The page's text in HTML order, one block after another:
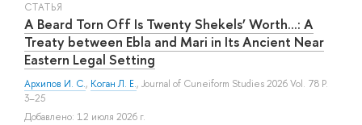
СТАТЬЯ
A Beard Torn Off Is Twenty Shekels’ Worth…: A
Treaty between Ebla and Mari in Its Ancient Near
Eastern Legal Setting
Архипов И. С., Коган Л. Е., Journal of Cuneiform Studies 2026 Vol. 78 P.
3–25
Добавлено: 12 июля 2026 г.